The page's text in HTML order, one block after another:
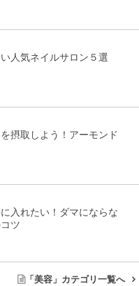
人気ネイルサロン５選
摂取しよう！アーモンド
入れたい！ダマにならな
ツ
「美容」カテゴリ一覧へ